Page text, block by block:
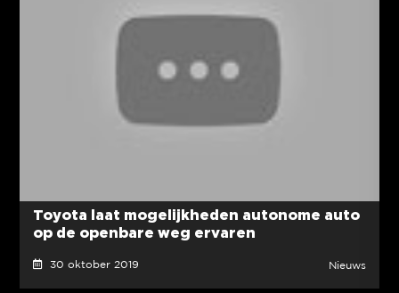
Toyota laat mogelijkheden autonome auto
op de openbare weg ervaren
30 oktober 2019 Nieuws